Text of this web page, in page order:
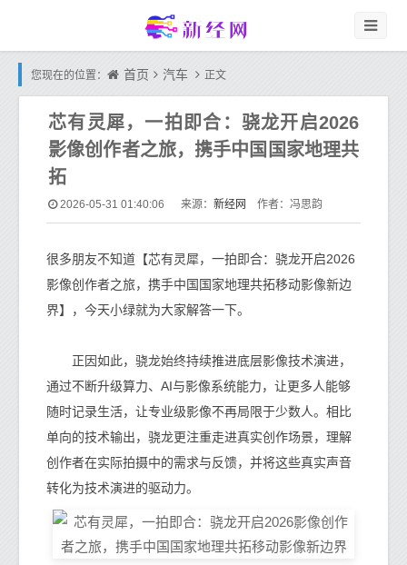
您现在的位置： 首页 汽车 正文
芯有灵犀，一拍即合：骁龙开启2026
影像创作者之旅，携手中国国家地理共
拓
2026-05-31 01:40:06 来源： 新经网 作者：冯思韵
很多朋友不知道【芯有灵犀，一拍即合：骁龙开启2026
影像创作者之旅，携手中国国家地理共拓移动影像新边
界】，今天小绿就为大家解答一下。
正因如此，骁龙始终持续推进底层影像技术演进，
通过不断升级算力、AI与影像系统能力，让更多人能够
随时记录生活，让专业级影像不再局限于少数人。相比
单向的技术输出，骁龙更注重走进真实创作场景，理解
创作者在实际拍摄中的需求与反馈，并将这些真实声音
转化为技术演进的驱动力。